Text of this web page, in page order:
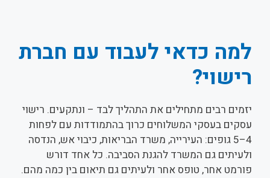
למה כדאי לעבוד עם חברת
רישוי?
יזמים רבים מתחילים את התהליך לבד – ונתקעים. רישוי
עסקים בעסקי המשלוחים כרוך בהתמודדות עם לפחות
4–5 גופים: העירייה, משרד הבריאות, כיבוי אש, הנדסה
ולעיתים גם המשרד להגנת הסביבה. כל אחד דורש
פורמט אחר, טופס אחר ולעיתים גם תיאום בין כמה מהם.